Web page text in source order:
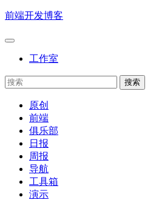
前端开发博客
工作室
原创
前端
俱乐部
日报
周报
导航
工具箱
演示